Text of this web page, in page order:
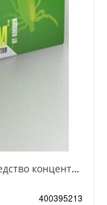
Циперметрин Профессиональное средство концентрат эмульсии 25% для уничтожения тараканов, мух,комаров, блох, клопов, муравьев, ос 50 мл
400395213